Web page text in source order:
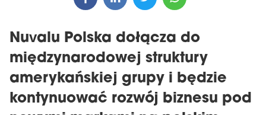
Nuvalu Polska dołącza do
międzynarodowej struktury
amerykańskiej grupy i będzie
kontynuować rozwój biznesu pod